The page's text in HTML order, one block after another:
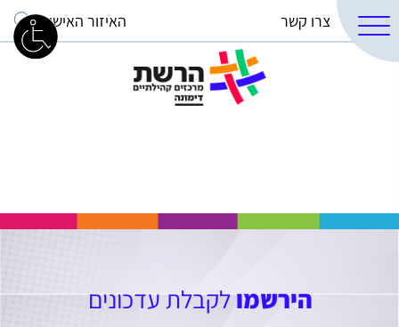
צרו קשר האיזור האישי
הירשמולקבלת עדכונים